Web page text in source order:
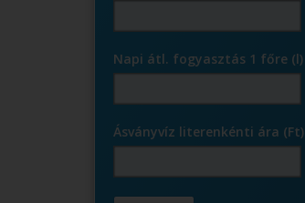
Napi átl. fogyasztás 1 főre (l)
Ásványvíz literenkénti ára (Ft)